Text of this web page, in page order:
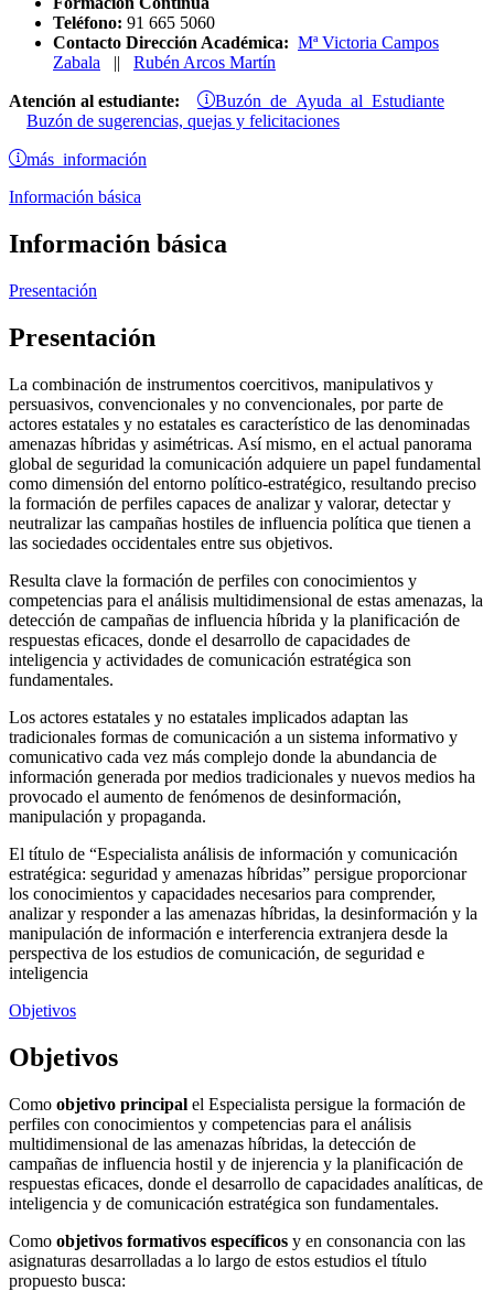
Teléfono: 91 665 5060
Contacto Dirección Académica: Mª Victoria Campos
Zabala || Rubén Arcos Martín
Atención al estudiante: Buzón de Ayuda al Estudiante
Buzón de sugerencias, quejas y felicitaciones
más información
Información básica
Información básica
Presentación
Presentación
La combinación de instrumentos coercitivos, manipulativos y
persuasivos, convencionales y no convencionales, por parte de
actores estatales y no estatales es característico de las denominadas
amenazas híbridas y asimétricas. Así mismo, en el actual panorama
global de seguridad la comunicación adquiere un papel fundamental
como dimensión del entorno político-estratégico, resultando preciso
la formación de perfiles capaces de analizar y valorar, detectar y
neutralizar las campañas hostiles de influencia política que tienen a
las sociedades occidentales entre sus objetivos.
Resulta clave la formación de perfiles con conocimientos y
competencias para el análisis multidimensional de estas amenazas, la
detección de campañas de influencia híbrida y la planificación de
respuestas eficaces, donde el desarrollo de capacidades de
inteligencia y actividades de comunicación estratégica son
fundamentales.
Los actores estatales y no estatales implicados adaptan las
tradicionales formas de comunicación a un sistema informativo y
comunicativo cada vez más complejo donde la abundancia de
información generada por medios tradicionales y nuevos medios ha
provocado el aumento de fenómenos de desinformación,
manipulación y propaganda.
El título de “Especialista análisis de información y comunicación
estratégica: seguridad y amenazas híbridas” persigue proporcionar
los conocimientos y capacidades necesarios para comprender,
analizar y responder a las amenazas híbridas, la desinformación y la
manipulación de información e interferencia extranjera desde la
perspectiva de los estudios de comunicación, de seguridad e
inteligencia
Objetivos
Objetivos
Como objetivo principal el Especialista persigue la formación de
perfiles con conocimientos y competencias para el análisis
multidimensional de las amenazas híbridas, la detección de
campañas de influencia hostil y de injerencia y la planificación de
respuestas eficaces, donde el desarrollo de capacidades analíticas, de
inteligencia y de comunicación estratégica son fundamentales.
Como objetivos formativos específicos y en consonancia con las
asignaturas desarrolladas a lo largo de estos estudios el título
propuesto busca: